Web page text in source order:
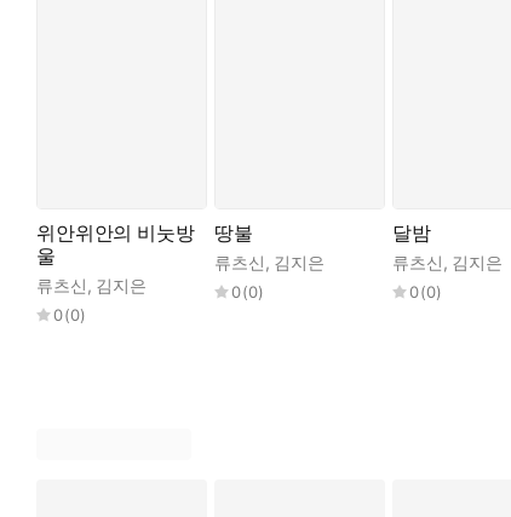
위안위안의 비눗방
울
류츠신, 김지은
0(0)
땅불
류츠신, 김지은
0(0)
달밤
류츠신, 김지은
0(0)